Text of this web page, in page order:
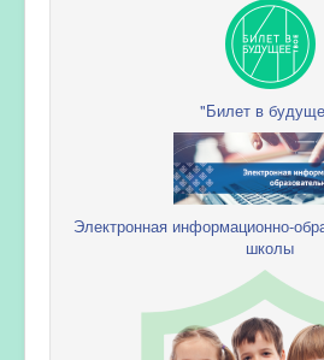
"Билет в
Электронная информационно-
школы